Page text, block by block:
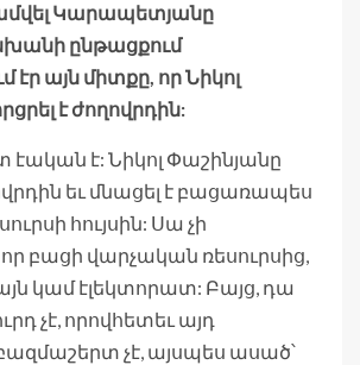
Կարապետյանը
ընթացքում
այն միտքը, որ Նիկոլ
է ժողովրդին:
էական է: Նիկոլ Փաշինյանը
եւ մնացել է բացառապես
հույսին: Սա չի
բացի վարչական ռեսուրսից,
կամ էլեկտորատ: Բայց, դա
չէ, որովհետեւ այդ
չէ, այսպես ասած՝